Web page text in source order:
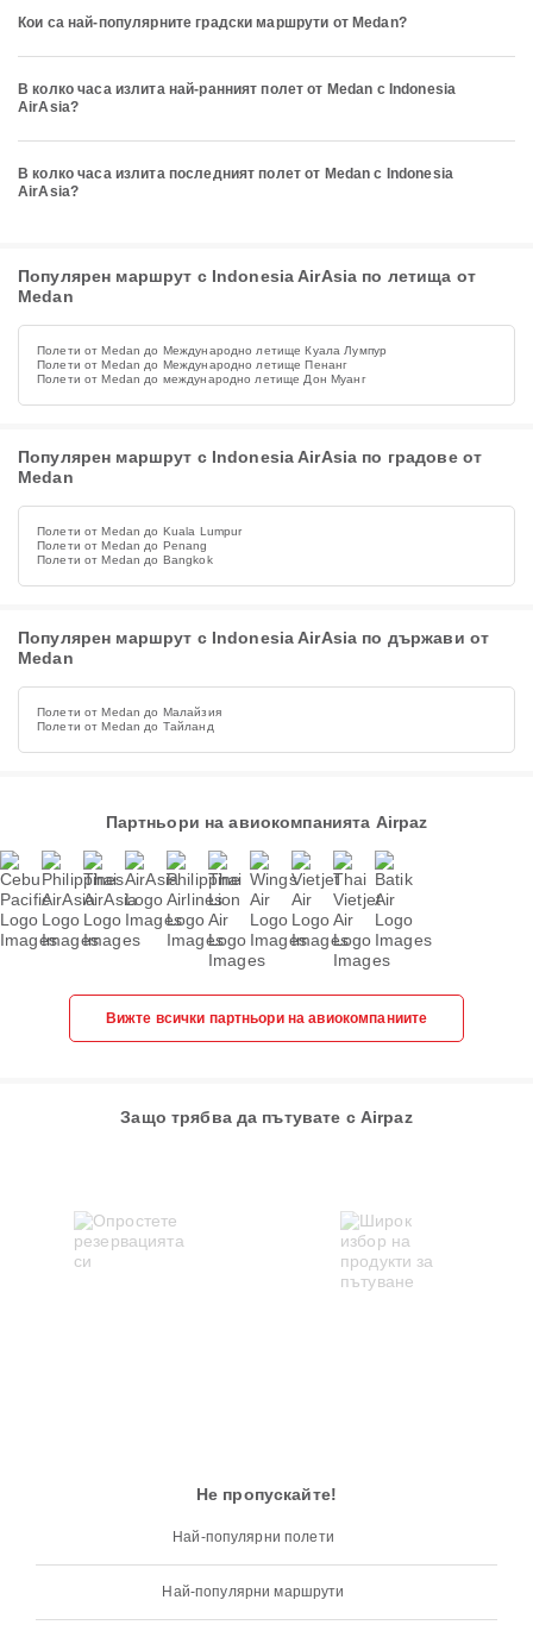
Кои са най-популярните градски маршрути от Medan?
В колко часа излита най-ранният полет от Medan с Indonesia
AirAsia?
В колко часа излита последният полет от Medan с Indonesia
AirAsia?
Популярен маршрут с Indonesia AirAsia по летища от
Medan
Полети от Medan до Международно летище Куала Лумпур
Полети от Medan до Международно летище Пенанг
Полети от Medan до международно летище Дон Муанг
Популярен маршрут с Indonesia AirAsia по градове от
Medan
Полети от Medan до Kuala Lumpur
Полети от Medan до Penang
Полети от Medan до Bangkok
Популярен маршрут с Indonesia AirAsia по държави от
Medan
Полети от Medan до Малайзия
Полети от Medan до Тайланд
Партньори на авиокомпанията Airpaz
Вижте всички партньори на авиокомпаниите
Защо трябва да пътувате с Airpaz
Не пропускайте!
Най-популярни полети
Най-популярни маршрути